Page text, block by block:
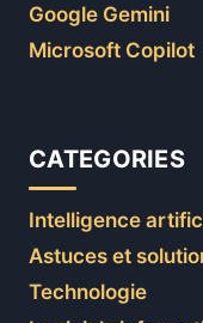
Google Gemini
Microsoft Copilot
CATEGORIES
Intelligence
Astuces et
Technologie